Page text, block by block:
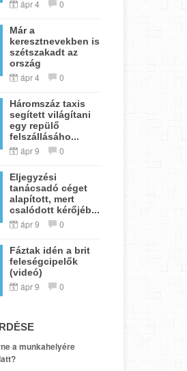
ápr 4 0
Már a
keresztnevekben is
szétszakadt az
ország
ápr 4 0
Háromszáz taxis
segített világítani
egy repülő
felszállásáho...
ápr 9 0
Eljegyzési
tanácsadó céget
alapított, mert
csalódott kérőjéb...
ápr 9 0
Fáztak idén a brit
feleségcipelők
(videó)
ápr 9 0
a munkahelyére